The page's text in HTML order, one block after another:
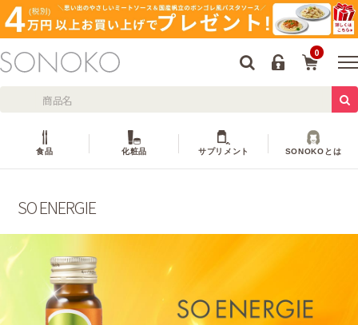
0
食品 化粧品 サプリメント SONOKOとは
SO ENERGIE